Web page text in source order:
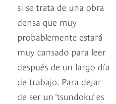
si se trata de una obra
densa que muy
probablemente estará
muy cansado para leer
después de un largo día
de trabajo. Para dejar
de ser un ‘tsundoku’ es